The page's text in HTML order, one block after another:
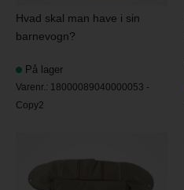
Hvad skal man have i sin
barnevogn?
På lager
Varenr.: 18000089040000053 -
Copy2